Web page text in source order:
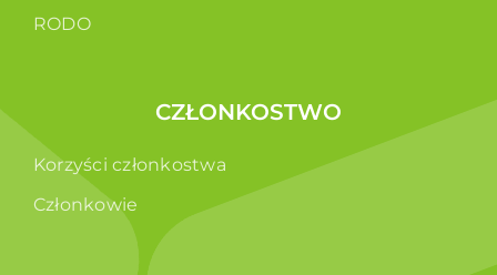
RODO
CZŁONKOSTWO
Korzyści członkostwa
Członkowie